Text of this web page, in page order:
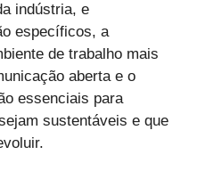
indústria, e
específicos, a
de trabalho mais
aberta e o
essenciais para
sustentáveis ​​e que